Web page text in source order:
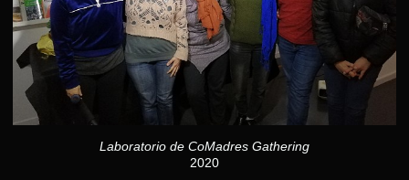
Laboratorio de CoMadres Gathering
2020